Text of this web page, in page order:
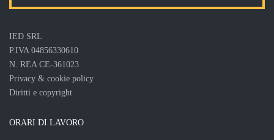
IED SRL
P.IVA 04856330610
N. REA CE-361023
Privacy & cookie policy
Diritti e copyright
ORARI DI LAVORO